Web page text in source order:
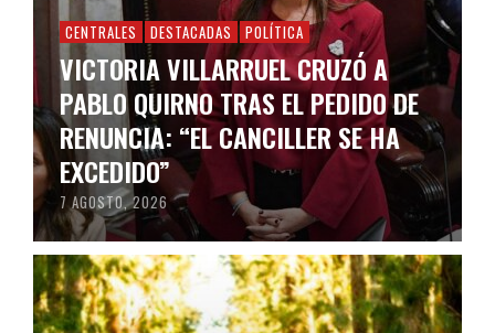
CENTRALES DESTACADAS POLÍTICA
VICTORIA VILLARRUEL CRUZÓ A
PABLO QUIRNO TRAS EL PEDIDO DE
RENUNCIA: “EL CANCILLER SE HA
EXCEDIDO”
7 AGOSTO, 2026